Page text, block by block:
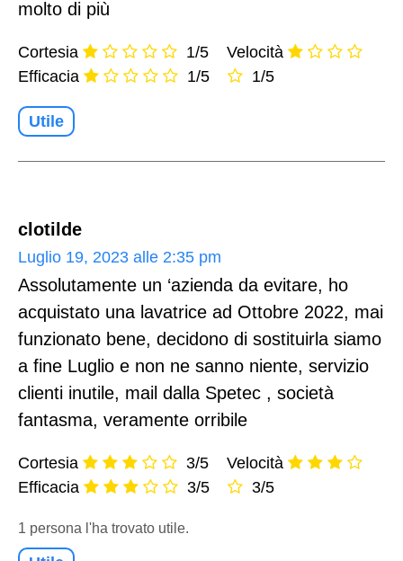
molto di più
Cortesia
1/5
Efficacia
1/5
Velocità
1/5
Utile
clotilde
Luglio 19, 2023 alle 2:35 pm
Assolutamente un ‘azienda da evitare, ho
acquistato una lavatrice ad Ottobre 2022, mai
funzionato bene, decidono di sostituirla siamo
a fine Luglio e non ne sanno niente, servizio
clienti inutile, mail dalla Spetec , società
fantasma, veramente orribile
Cortesia
3/5
Efficacia
3/5
Velocità
3/5
1 persona l'ha trovato utile.